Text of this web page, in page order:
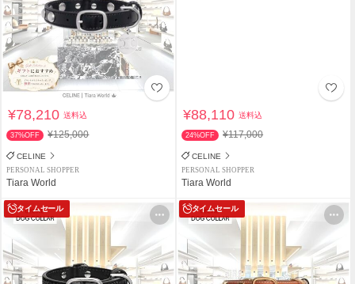
¥78,210送料込
37%OFF ¥125,000
CELINE
PERSONAL SHOPPER
Tiara World
¥88,110送料込
24%OFF ¥117,000
CELINE
PERSONAL SHOPPER
Tiara World
タイムセール タイムセール